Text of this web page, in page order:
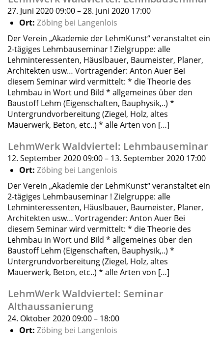
27. Juni 2020 09:00–28. Juni 2020 17:00
Ort: Zöbing bei Langenlois
Der Verein „Akademie der LehmKunst“ veranstaltet ein
2-tägiges Lehmbauseminar ! Zielgruppe: alle
Lehminteressenten, Häuslbauer, Baumeister, Planer,
Architekten usw… Vortragender: Anton Auer Bei
diesem Seminar wird vermittelt: * die Theorie des
Lehmbau in Wort und Bild * allgemeines über den
Baustoff Lehm (Eigenschaften, Bauphysik,..) *
Untergrundvorbereitung (Ziegel, Holz, altes
Mauerwerk, Beton, etc..) * alle Arten von […]
LehmWerk Waldviertel: Lehmbauseminar
12. September 2020 09:00– 13. September 2020 17:00
Ort: Zöbing bei Langenlois
Der Verein „Akademie der LehmKunst“ veranstaltet ein
2-tägiges Lehmbauseminar ! Zielgruppe: alle
Lehminteressenten, Häuslbauer, Baumeister, Planer,
Architekten usw… Vortragender: Anton Auer Bei
diesem Seminar wird vermittelt: * die Theorie des
Lehmbau in Wort und Bild * allgemeines über den
Baustoff Lehm (Eigenschaften, Bauphysik,..) *
Untergrundvorbereitung (Ziegel, Holz, altes
Mauerwerk, Beton, etc..) * alle Arten von […]
LehmWerk Waldviertel: Seminar
Althaussanierung
24. Oktober 2020 09:00– 18:00
Ort: Zöbing bei Langenlois